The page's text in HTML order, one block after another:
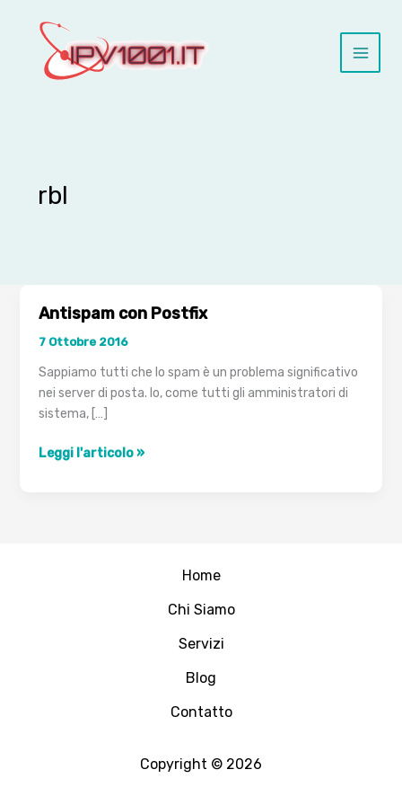
contenuto
rbl
Antispam con Postfix
7 Ottobre 2016
Sappiamo tutti che lo spam è un problema significativo
nei server di posta. Io, come tutti gli amministratori di
sistema, […]
Antispam
Leggi l'articolo »
Home
Chi Siamo
Servizi
Blog
Contatto
Copyright © 2026